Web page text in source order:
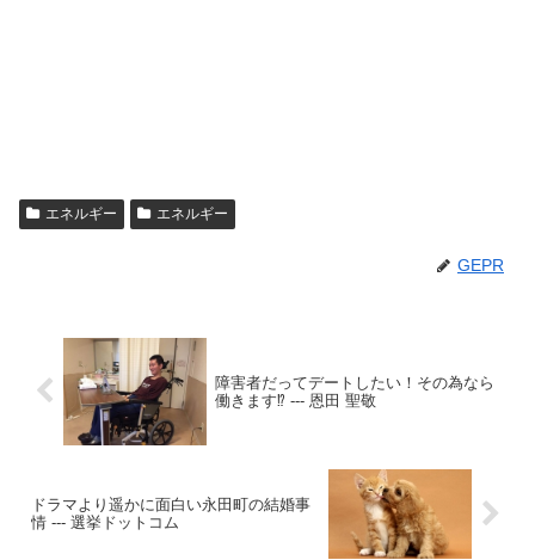
エネルギー エネルギー
GEPR
障害者だってデートしたい！その為なら
働きます⁉️ --- 恩田 聖敬
ドラマより遥かに面白い永田町の結婚事
情 --- 選挙ドットコム